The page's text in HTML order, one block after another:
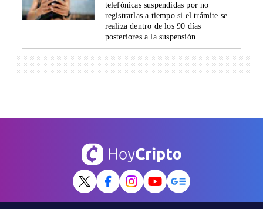
telefónicas suspendidas por no
registrarlas a tiempo si el trámite se
realiza dentro de los 90 días
posteriores a la suspensión